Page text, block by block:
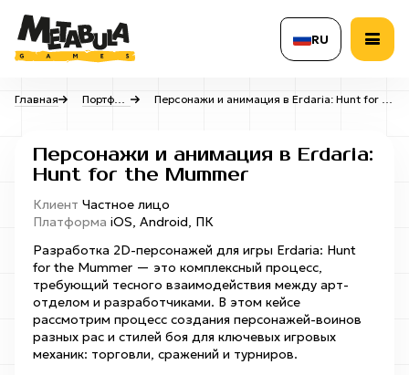
RU
English
Svenska
Chinese
Spanish
Разработка игр 7
с нуля
Портирование
Игровой art 7
Аутсорсинг
игровой
графики
Коцепт арт
Главная Портфолио Персонажи и анимация в Erdaria: Hunt for the Mummer
Персонажи и анимация в Erdaria:
Hunt for the Mummer
КлиентЧастное лицо
ПлатформаiOS, Android, ПК
Разработка 2D-персонажей для игры Erdaria: Hunt
for the Mummer — это комплексный процесс,
требующий тесного взаимодействия между арт-
отделом и разработчиками. В этом кейсе
рассмотрим процесс создания персонажей-воинов
разных рас и стилей боя для ключевых игровых
механик: торговли, сражений и турниров.